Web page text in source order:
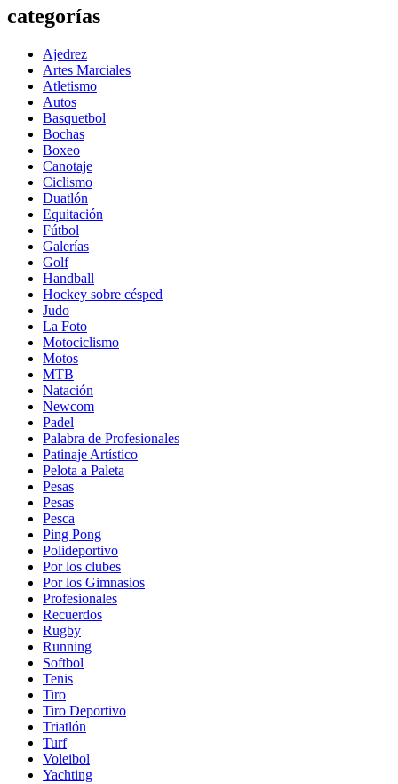
categorías
Ajedrez
Artes Marciales
Atletismo
Autos
Basquetbol
Bochas
Boxeo
Canotaje
Ciclismo
Duatlón
Equitación
Fútbol
Galerías
Golf
Handball
Hockey sobre césped
Judo
La Foto
Motociclismo
Motos
MTB
Natación
Newcom
Padel
Palabra de Profesionales
Patinaje Artístico
Pelota a Paleta
Pesas
Pesas
Pesca
Ping Pong
Polideportivo
Por los clubes
Por los Gimnasios
Profesionales
Recuerdos
Rugby
Running
Softbol
Tenis
Tiro
Tiro Deportivo
Triatlón
Turf
Voleibol
Yachting